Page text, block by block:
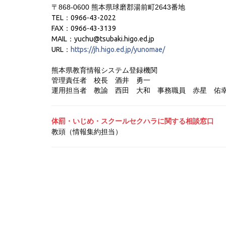
〒868-0600 熊本県球磨郡湯前町2643番地
TEL：0966-43-2022
FAX：0966-43-3139
MAIL：yuchu@tsubaki.higo.ed.jp
URL： https://jh.higo.ed.jp/yunomae/
熊本県教育情報システム登録機関
管理責任者 校長 酒井 勇一
運用担当者 教諭 西田 大和 事務職員 赤星 佑
体罰・いじめ・スクールセクハラに関する相談窓口
教頭（情報集約担当）